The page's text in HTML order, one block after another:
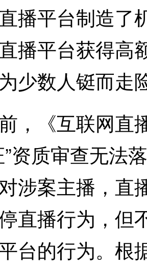
播平台制造了
播平台获得高
少数人铤而走
《互联网直
”资质审查无法
涉案主播，直
直播行为，但
台的行为。根